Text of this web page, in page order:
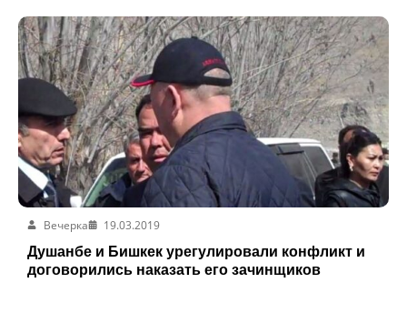
Вечерка
19.03.2019
Душанбе и Бишкек урегулировали конфликт и
договорились наказать его зачинщиков